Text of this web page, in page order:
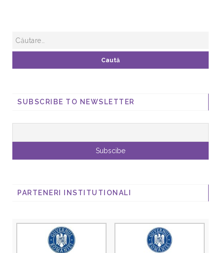
SUBSCRIBE TO NEWSLETTER
PARTENERI INSTITUTIONALI